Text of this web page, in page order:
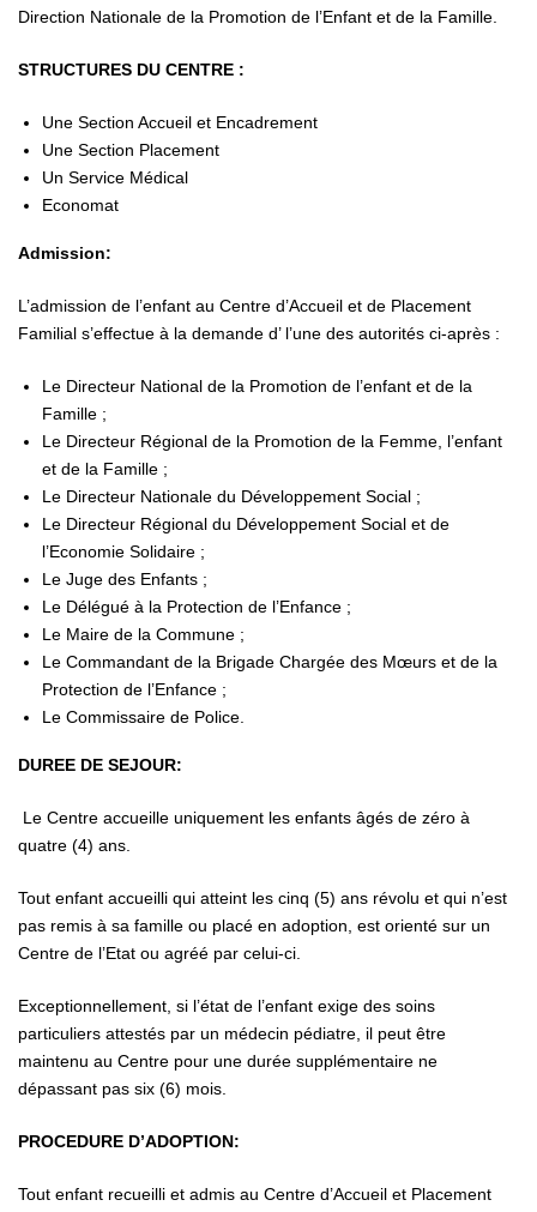
Direction Nationale de la Promotion de l’Enfant et de la Famille.
STRUCTURES DU CENTRE :
Une Section Accueil et Encadrement
Une Section Placement
Un Service Médical
Economat
Admission:
L’admission de l’enfant au Centre d’Accueil et de Placement
Familial s’effectue à la demande d’ l’une des autorités ci-après :
Le Directeur National de la Promotion de l’enfant et de la
Famille ;
Le Directeur Régional de la Promotion de la Femme, l’enfant
et de la Famille ;
Le Directeur Nationale du Développement Social ;
Le Directeur Régional du Développement Social et de
l’Economie Solidaire ;
Le Juge des Enfants ;
Le Délégué à la Protection de l’Enfance ;
Le Maire de la Commune ;
Le Commandant de la Brigade Chargée des Mœurs et de la
Protection de l’Enfance ;
Le Commissaire de Police.
DUREE DE SEJOUR:
Le Centre accueille uniquement les enfants âgés de zéro à
quatre (4) ans.
Tout enfant accueilli qui atteint les cinq (5) ans révolu et qui n’est
pas remis à sa famille ou placé en adoption, est orienté sur un
Centre de l’Etat ou agréé par celui-ci.
Exceptionnellement, si l’état de l’enfant exige des soins
particuliers attestés par un médecin pédiatre, il peut être
maintenu au Centre pour une durée supplémentaire ne
dépassant pas six (6) mois.
PROCEDURE D’ADOPTION:
Tout enfant recueilli et admis au Centre d’Accueil et Placement